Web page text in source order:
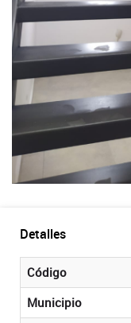
Detalles
Código
Municipio